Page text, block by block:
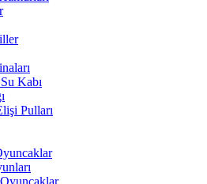
Kabı
Pulları